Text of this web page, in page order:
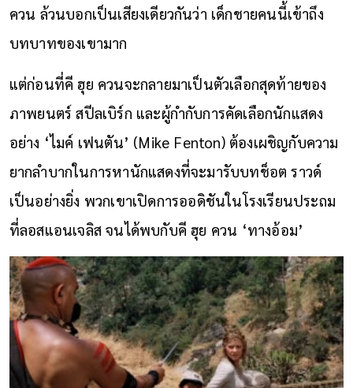
ควน ล้วนบอกเป็นเสียงเดียวกันว่า เด็กชายคนนี้เข้าถึง
บทบาทของเขามาก
แต่ก่อนที่คี ฮุย ควนจะกลายมาเป็นตัวเลือกสุดท้ายของ
ภาพยนตร์ สปีลเบิร์ก และผู้กำกับการคัดเลือกนักแสดง
อย่าง ‘ไมค์ เฟนตัน’ (Mike Fenton) ต้องเผชิญกับความ
ยากลำบากในการหานักแสดงที่จะมารับบทช็อต ราวด์
เป็นอย่างยิ่ง พวกเขาเปิดการออดิชันในโรงเรียนประถม
ที่ลอสแอนเจลิส จนได้พบกับคี ฮุย ควน ‘ทางอ้อม’